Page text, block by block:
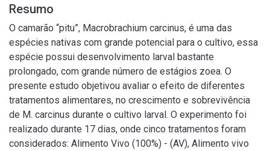
Resumo
O camarão “pitu”, Macrobrachium carcinus, é uma das
espécies nativas com grande potencial para o cultivo, essa
espécie possui desenvolvimento larval bastante
prolongado, com grande número de estágios zoea. O
presente estudo objetivou avaliar o efeito de diferentes
tratamentos alimentares, no crescimento e sobrevivência
de M. carcinus durante o cultivo larval. O experimento foi
realizado durante 17 dias, onde cinco tratamentos foram
considerados: Alimento Vivo (100%) - (AV), Alimento vivo